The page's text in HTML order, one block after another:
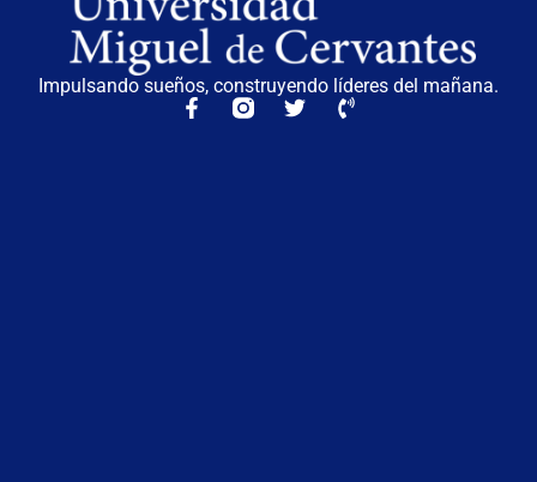
Impulsando sueños, construyendo líderes del mañana.